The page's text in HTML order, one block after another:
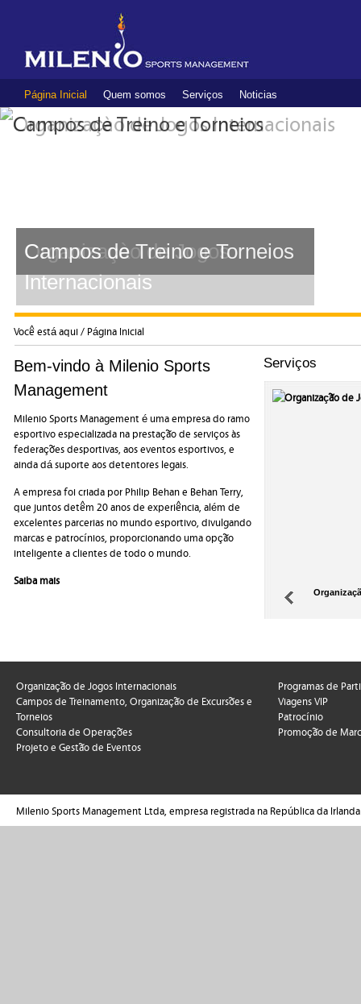
Organizaçào de Jogos
Internacionais
Campos de Treino e Torneios
Você está aqui / Página Inicial
Bem-vindo à Milenio Sports
Management
Milenio Sports Management é uma empresa do ramo
esportivo especializada na prestação de serviços às
federações desportivas, aos eventos esportivos, e
ainda dá suporte aos detentores legais.
A empresa foi criada por Philip Behan e Behan Terry,
que juntos detêm 20 anos de experiência, além de
excelentes parcerias no mundo esportivo, divulgando
marcas e patrocínios, proporcionando uma opção
inteligente a clientes de todo o mundo.
Saiba mais
Serviços
Página Inicial Quem somos Serviços Noticias
Organização de Jogos Internacionais
Campos de Treinamento, Organização de Excursões e
Torneios
Consultoria de Operações
Projeto e Gestão de Eventos
Programas de
Viagens VIP
Patrocínio
Promoção de
Milenio Sports Management Ltda, empresa registrada na República da